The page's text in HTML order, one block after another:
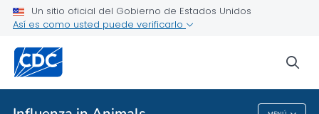
Un sitio oficial del Gobierno de Estados Unidos
Así es como usted puede verificarlo
News and Spotlights
Temas relacionados